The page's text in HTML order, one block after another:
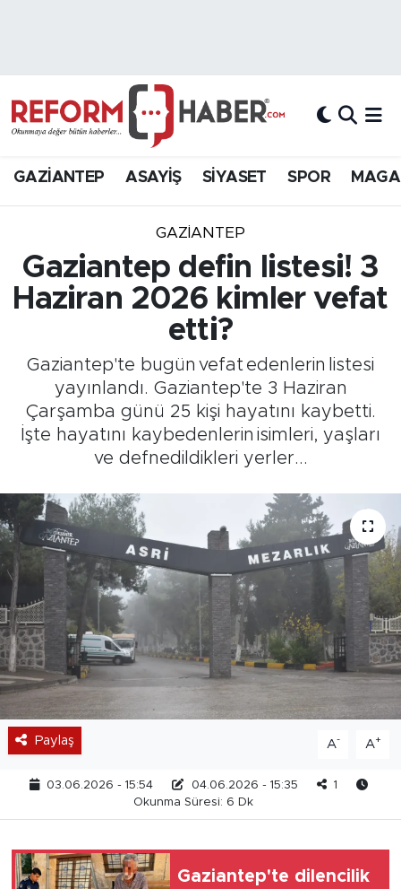
GAZİANTEP ASAYİŞ SİYASET SPOR
GAZIANTEP
Gaziantep defin listesi! 3
Haziran 2026 kimler vefat
etti?
Gaziantep'te bugün vefat edenlerin listesi
yayınlandı. Gaziantep'te 3 Haziran
Çarşamba günü 25 kişi hayatını kaybetti.
İşte hayatını kaybedenlerin isimleri, yaşları
ve defnedildikleri yerler...
Paylaş A- A+
03.06.2026 - 15:54 04.06.2026 - 15:35
1
Okunma Süresi: 6 Dk
Gaziantep'te dilencilik
Hava Durumu
Süper Lig Puan Durumu ve Fikstür
Tüm Manşetler
Son Dakika Haberleri